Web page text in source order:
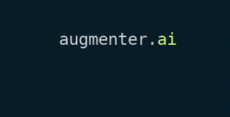
augmenter. ai